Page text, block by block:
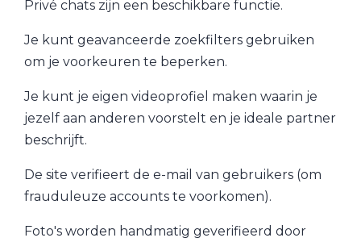
Privé chats zijn een beschikbare functie.
Je kunt geavanceerde zoekfilters gebruiken
om je voorkeuren te beperken.
Je kunt je eigen videoprofiel maken waarin je
jezelf aan anderen voorstelt en je ideale partner
beschrijft.
De site verifieert de e-mail van gebruikers (om
frauduleuze accounts te voorkomen).
Foto's worden handmatig geverifieerd door